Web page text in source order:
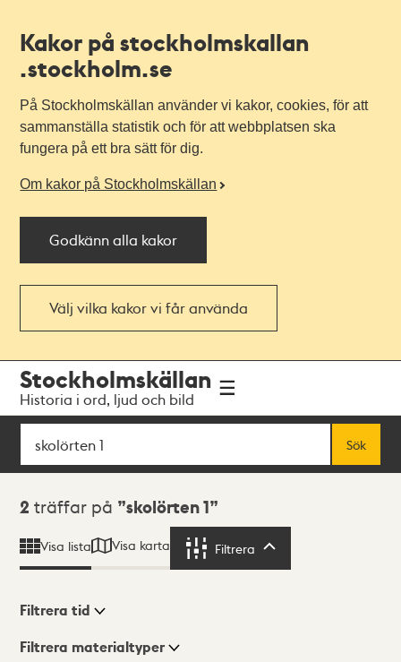
Kakor på stockholmskallan
.stockholm.se
På Stockholmskällan använder vi kakor, cookies, för att
sammanställa statistik och för att webbplatsen ska
fungera på ett bra sätt för dig.
Om kakor på Stockholmskällan
Godkänn alla kakor
Välj vilka kakor vi får använda
navigationen
huvudinnehållet
Stockholmskällan
Historia i ord, ljud och bild
Sök
Sök
Sökresultat
2 träffar på skolörten 1
Visa lista Visa karta Filtrera
Visningsläge
Filtrera tid
Filtrera materialtyper